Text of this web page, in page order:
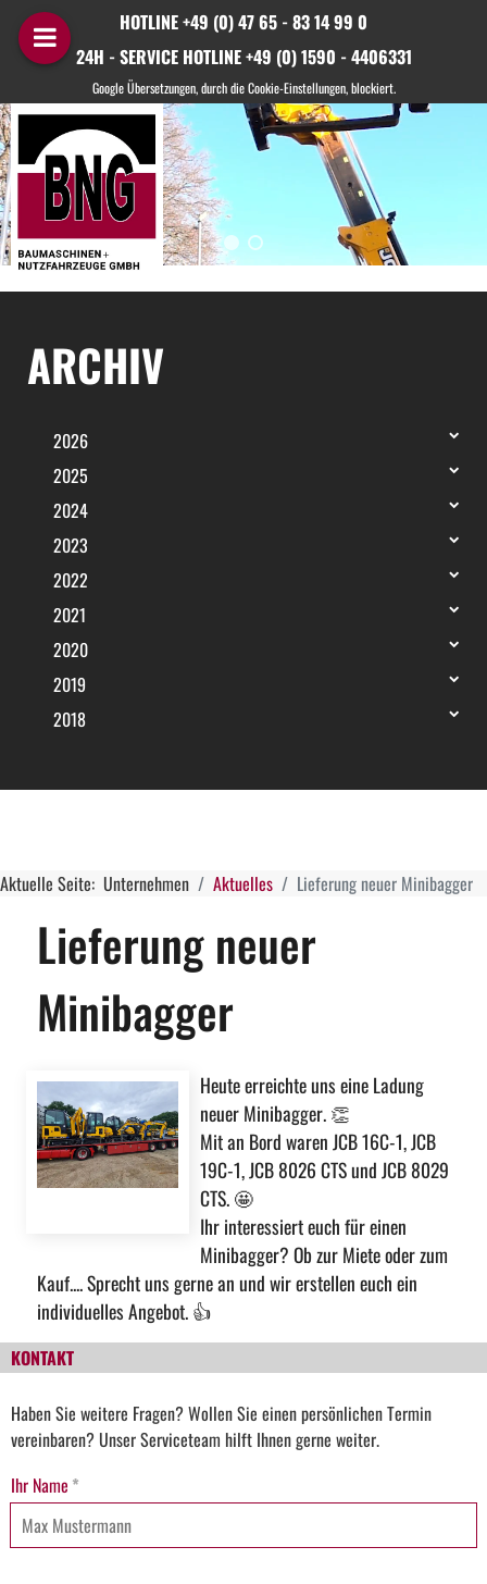
HOTLINE +49 (0) 47 65 - 83 14 99 0
24H - SERVICE HOTLINE +49 (0) 1590 - 4406331
ARCHIV
2026
2025
2024
2023
2022
2021
2020
2019
2018
Aktuelle Seite: Unternehmen Aktuelles Lieferung neuer Minibagger
Lieferung neuer
Minibagger
Heute erreichte uns eine Ladung
neuer Minibagger.👏
Mit an Bord waren JCB 16C-1, JCB
19C-1, JCB 8026 CTS und JCB 8029
CTS.🤩
Ihr interessiert euch für einen
Minibagger? Ob zur Miete oder zum
Kauf.... Sprecht uns gerne an und wir erstellen euch ein
individuelles Angebot.👍
KONTAKT
Haben Sie weitere Fragen? Wollen Sie einen persönlichen Termin
vereinbaren? Unser Serviceteam hilft Ihnen gerne weiter.
Ihr Name *